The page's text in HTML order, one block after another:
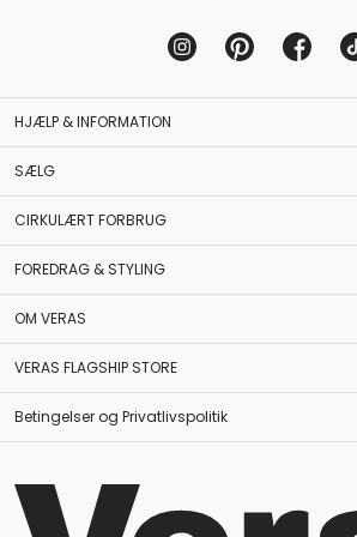
HJÆLP & INFORMATION
SÆLG
CIRKULÆRT FORBRUG
FOREDRAG & STYLING
OM VERAS
VERAS FLAGSHIP STORE
Betingelser og Privatlivspolitik